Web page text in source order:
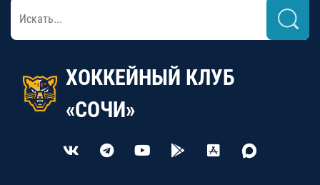
ХОККЕЙНЫЙ КЛУБ
«СОЧИ»